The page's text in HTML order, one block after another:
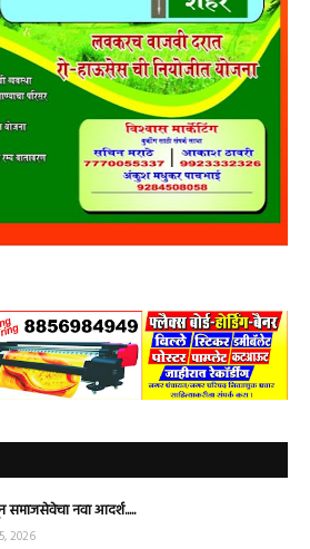
नवा आदर्श.....
2026